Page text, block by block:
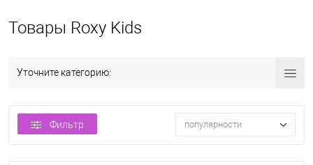
Товары Roxy Kids
Уточните категорию:
Фильтр популярности